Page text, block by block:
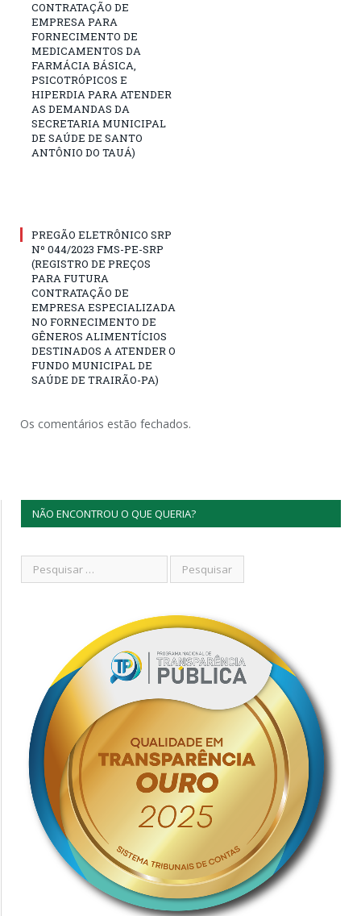
CONTRATAÇÃO DE
EMPRESA PARA
FORNECIMENTO DE
MEDICAMENTOS DA
FARMÁCIA BÁSICA,
PSICOTRÓPICOS E
HIPERDIA PARA ATENDER
AS DEMANDAS DA
SECRETARIA MUNICIPAL
DE SAÚDE DE SANTO
ANTÔNIO DO TAUÁ)
PREGÃO ELETRÔNICO SRP
Nº 044/2023 FMS-PE-SRP
(REGISTRO DE PREÇOS
PARA FUTURA
CONTRATAÇÃO DE
EMPRESA ESPECIALIZADA
NO FORNECIMENTO DE
GÊNEROS ALIMENTÍCIOS
DESTINADOS A ATENDER O
FUNDO MUNICIPAL DE
SAÚDE DE TRAIRÃO-PA)
Os comentários estão fechados.
NÃO ENCONTROU O QUE QUERIA?